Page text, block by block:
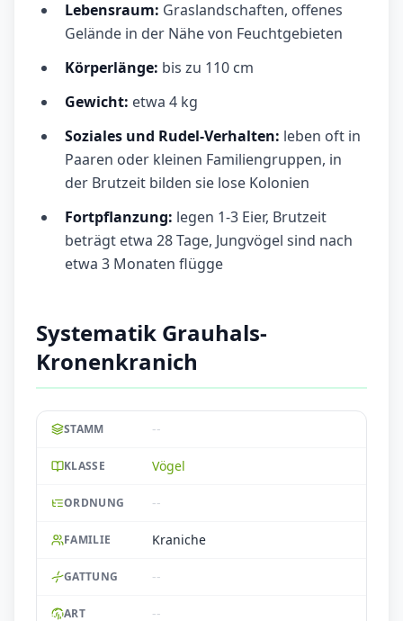
Lebensraum: Graslandschaften, offenes
Gelände in der Nähe von Feuchtgebieten
Körperlänge: bis zu 110 cm
Gewicht: etwa 4 kg
Soziales und Rudel-Verhalten: leben oft in
Paaren oder kleinen Familiengruppen, in
der Brutzeit bilden sie lose Kolonien
Fortpflanzung: legen 1-3 Eier, Brutzeit
beträgt etwa 28 Tage, Jungvögel sind nach
etwa 3 Monaten flügge
Systematik Grauhals-
Kronenkranich
STAMM --
KLASSE Vögel
ORDNUNG --
FAMILIE Kraniche
GATTUNG --
ART --